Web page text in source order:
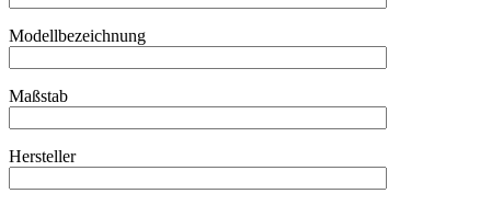
Modellbezeichnung
Maßstab
Hersteller